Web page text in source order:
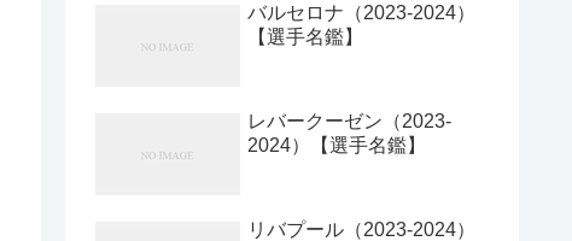
バルセロナ（2023-2024）
【選手名鑑】
レバークーゼン（2023-
2024）【選手名鑑】
リバプール（2023-2024）